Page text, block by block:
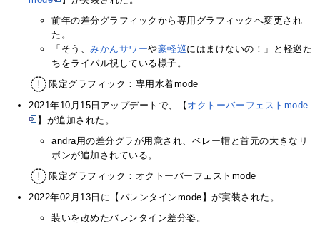
前年の差分グラフィックから専用グラフィックへ変更され
た。
「そう、みかんサワーや豪軽巡にはまけないの！」と軽巡た
ちをライバル視している様子。
限定グラフィック：専用水着mode
2021年10月15日アップデートで、【オクトーバーフェストmode
】が追加された。
andra用の差分グラが用意され、ベレー帽と首元の大きなリ
ボンが追加されている。
限定グラフィック：オクトーバーフェストmode
2022年02月13日に【バレンタインmode】が実装された。
装いを改めたバレンタイン差分姿。